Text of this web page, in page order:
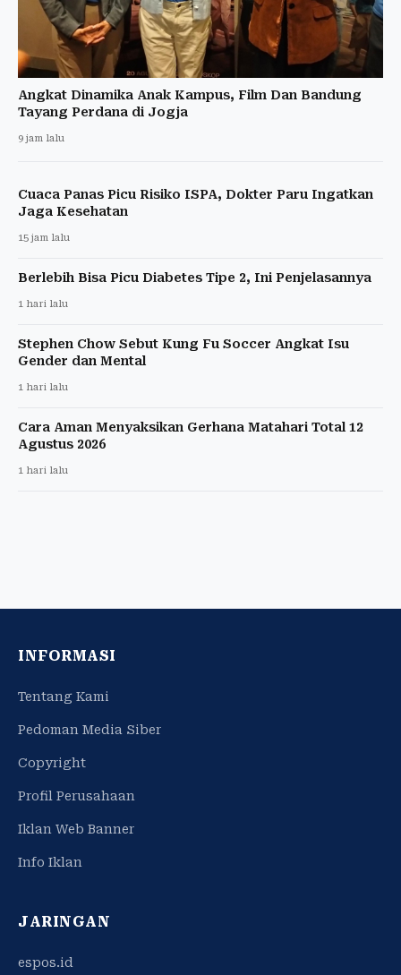
Angkat Dinamika Anak Kampus, Film Dan Bandung
Tayang Perdana di Jogja
9 jam lalu
Cuaca Panas Picu Risiko ISPA, Dokter Paru Ingatkan
Jaga Kesehatan
15 jam lalu
Berlebih Bisa Picu Diabetes Tipe 2, Ini Penjelasannya
1 hari lalu
Stephen Chow Sebut Kung Fu Soccer Angkat Isu
Gender dan Mental
1 hari lalu
Cara Aman Menyaksikan Gerhana Matahari Total 12
Agustus 2026
1 hari lalu
INFORMASI
Tentang Kami
Pedoman Media Siber
Copyright
Profil Perusahaan
Iklan Web Banner
Info Iklan
JARINGAN
espos.id